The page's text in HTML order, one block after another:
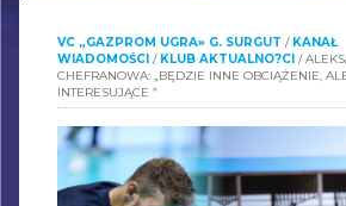
VC „GAZPROM UGRA» G. SURGUT / KANAŁ
WIADOMOŚCI / KLUB AKTUALNO?CI /
CHEFRANOWA: „BĘDZIE INNE OBCIĄŻENIE,
INTERESUJĄCE ”